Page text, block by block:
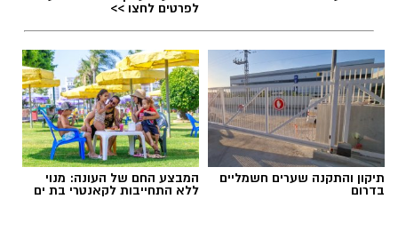
לפרטים לחצו >>
תיקון והתקנה שערים חשמליים
בדרום
המבצע החם של העונה: מנוי
ללא התחייבות לקאנטרי בת ים